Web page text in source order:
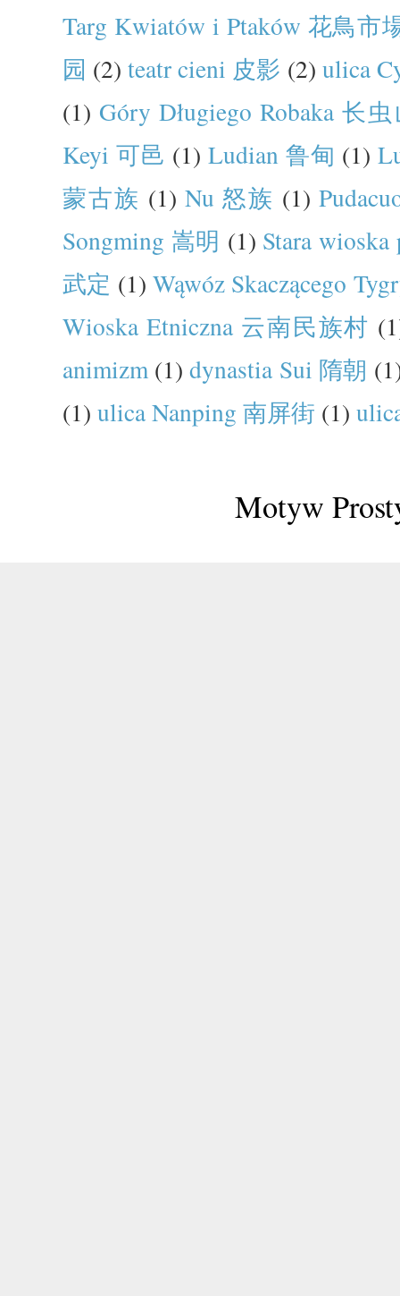
Targ Kwiatów i Ptaków 花鳥市
园 (2) teatr cieni 皮影 (2) ulica
(1) Góry Długiego Robaka 长
Keyi 可邑 (1) Ludian 鲁甸 (1)
蒙古族 (1) Nu 怒族 (1)
Songming 嵩明 (1) Stara
武定 (1) Wąwóz Skaczącego
Wioska Etniczna 云南民族村
animizm (1) dynastia Sui 隋朝
(1) ulica Nanping 南屏街 (1)
Motyw